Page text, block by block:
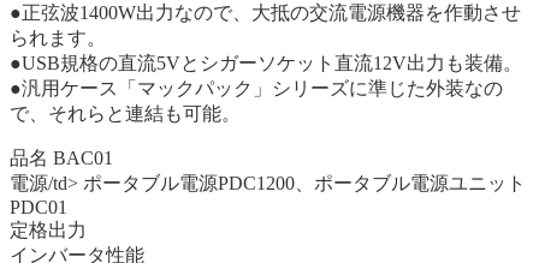
●正弦波1400W出力なので、大抵の交流電源機器を作動させ
られます。
●USB規格の直流5Vとシガーソケット直流12V出力も装備。
●汎用ケース「マックパック」シリーズに準じた外装なの
で、それらと連結も可能。
品名 BAC01
電源/td> ポータブル電源PDC1200、ポータブル電源ユニット
PDC01
定格出力
インバータ性能